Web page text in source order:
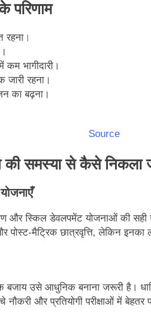
परिणाम
रहना।
कम भागीदारी।
जारी रहना।
का बढ़ना।
Source
की समस्या से कैसे निकला
ऋण और स्किल डेवलपमेंट योजनाओं की
पोस्ट-मैट्रिक छात्रवृत्ति, लेकिन इनका
बजाय उसे आधुनिक बनाना जरूरी है।
नौकरी और प्रतियोगी परीक्षाओं में बेहतर